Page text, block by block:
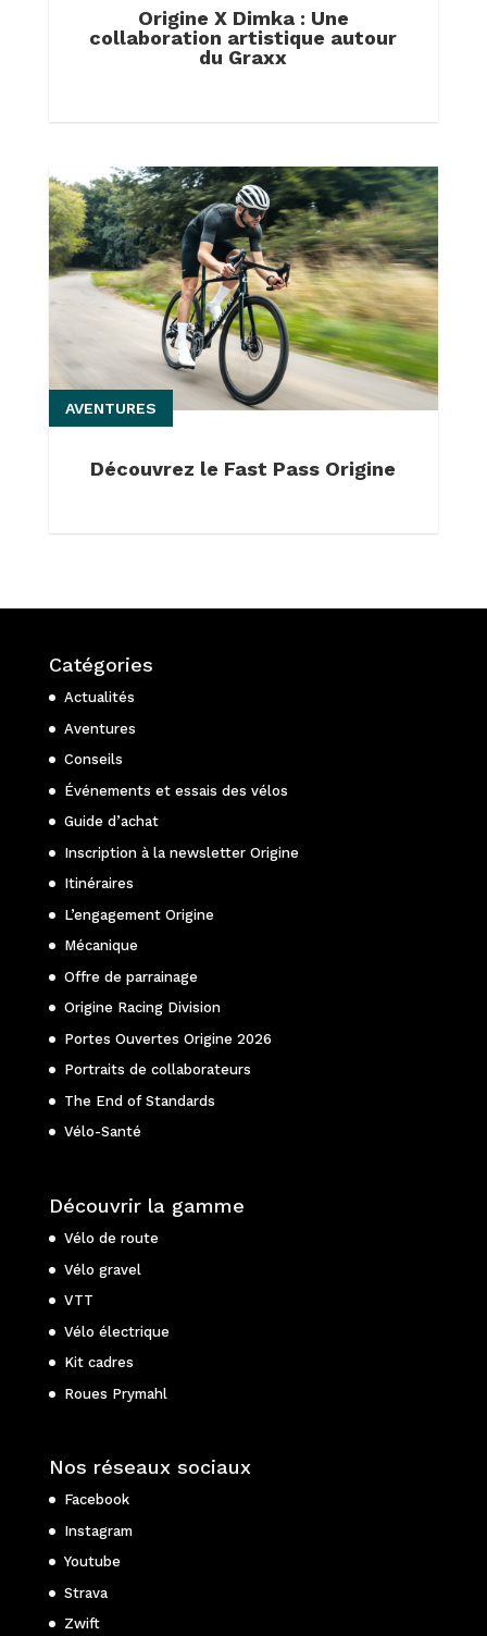
Origine X Dimka : Une
collaboration artistique autour
du Graxx
Découvrez le Fast Pass Origine
AVENTURES
Catégories
Actualités
Aventures
Conseils
Événements et essais des vélos
Guide d’achat
Inscription à la newsletter Origine
Itinéraires
L’engagement Origine
Mécanique
Offre de parrainage
Origine Racing Division
Portes Ouvertes Origine 2026
Portraits de collaborateurs
The End of Standards
Vélo-Santé
Découvrir la gamme
Vélo de route
Vélo gravel
VTT
Vélo électrique
Kit cadres
Roues Prymahl
Nos réseaux sociaux
Facebook
Instagram
Youtube
Strava
Zwift